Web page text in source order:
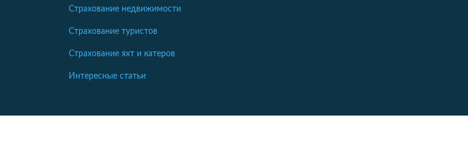
Страхование недвижимости
Страхование туристов
Страхование яхт и катеров
Интересные статьи